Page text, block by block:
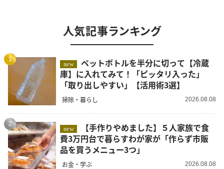
人気記事ランキング
1
new
ペットボトルを半分に切って【冷蔵
庫】に入れてみて！「ピッタリ入った」
「取り出しやすい」【活用術3選】
掃除・暮らし 2026.08.08
2
new
費3万円台で暮らすわが家が「作らず市販
品を買うメニュー3つ」
お金・学ぶ 2026.08.08